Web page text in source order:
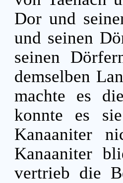
Dor und
und seinen
seinen
demselben
machte es
konnte es
Kanaaniter
Kanaaniter
vertrieb die